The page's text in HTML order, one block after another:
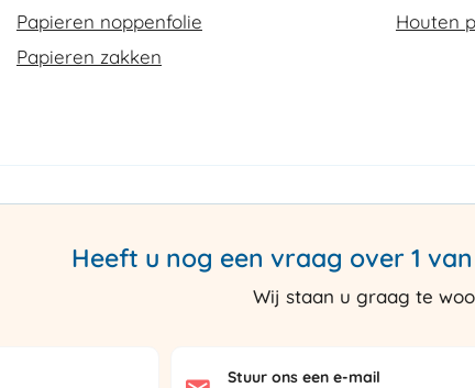
Papieren noppenfolie
Papieren zakken
Houten
Heeft u nog een vraag over 1
Wij staan u graag te
Stuur ons een e-mail